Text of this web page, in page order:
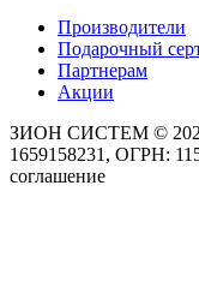
Производители
Подарочный
Партнерам
Акции
ЗИОН СИСТЕМ ©
1659158231, ОГРН:
соглашение